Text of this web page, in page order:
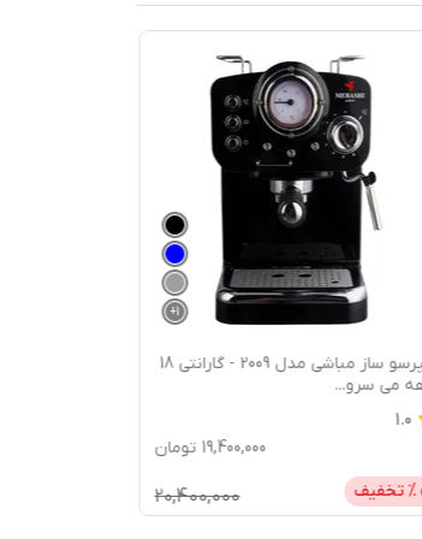
1
+
اسپرسو ساز مباشی مدل 2009 - گارانتی 18
می سرو...
1.0
19,400,000 تومان
% تخفیف 20,400,000